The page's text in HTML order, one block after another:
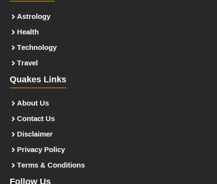
Astrology
Health
Technology
Travel
Quakes Links
About Us
Contact Us
Disclaimer
Privacy Policy
Terms & Conditions